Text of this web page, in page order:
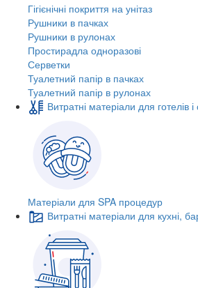
Гігієнічні покриття на унітаз
Рушники в пачках
Рушники в рулонах
Простирадла одноразові
Серветки
Туалетний папір в пачках
Туалетний папір в рулонах
Витратні матеріали для готелів
Матеріали для SPA процедур
Витратні матеріали для кухні,